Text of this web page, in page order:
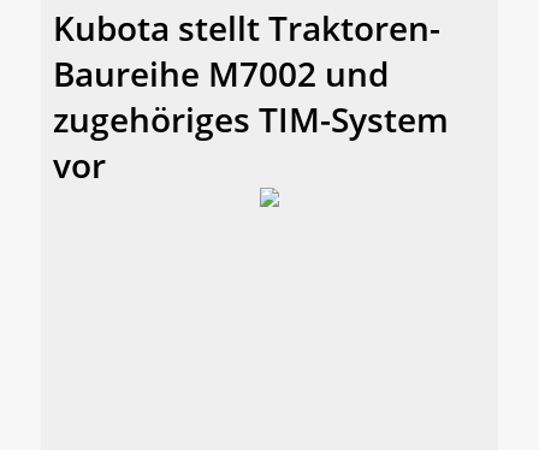
Kubota stellt Traktoren-
Baureihe M7002 und
zugehöriges TIM-System
vor